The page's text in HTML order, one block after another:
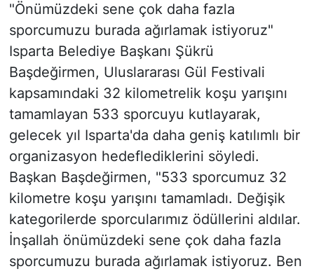
"Önümüzdeki sene çok daha fazla
sporcumuzu burada ağırlamak istiyoruz"
Isparta Belediye Başkanı Şükrü
Başdeğirmen, Uluslararası Gül Festivali
kapsamındaki 32 kilometrelik koşu yarışını
tamamlayan 533 sporcuyu kutlayarak,
gelecek yıl Isparta'da daha geniş katılımlı bir
organizasyon hedeflediklerini söyledi.
Başkan Başdeğirmen, "533 sporcumuz 32
kilometre koşu yarışını tamamladı. Değişik
kategorilerde sporcularımız ödüllerini aldılar.
İnşallah önümüzdeki sene çok daha fazla
sporcumuzu burada ağırlamak istiyoruz. Ben